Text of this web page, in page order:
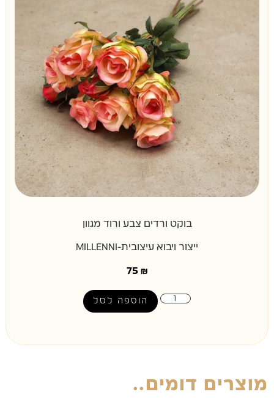
בוקט ורדים צבע ורוד מגוון
ייצור ויבוא עיצובית-MILLENNI
75 ₪
הוספה לסל
מוצרים דומים..